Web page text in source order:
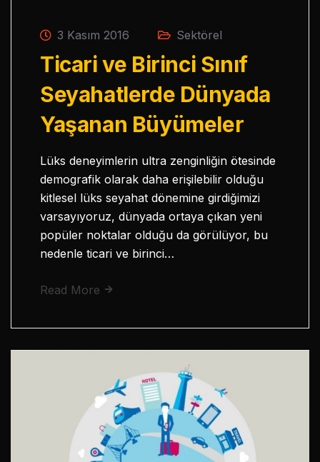
3 Kasım 2016 Sektörel
Ticari ve Birinci Sınıf
Seyahatlerde Dünyada
Yaşanan Büyümeler
Lüks deneyimlerin ultra zenginliğin ötesinde
demografik olarak daha erişilebilir olduğu
kitlesel lüks seyahat dönemine girdiğimizi
varsayıyoruz, dünyada ortaya çıkan yeni
popüler noktalar olduğu da görülüyor, bu
nedenle ticari ve birinci…
Read More